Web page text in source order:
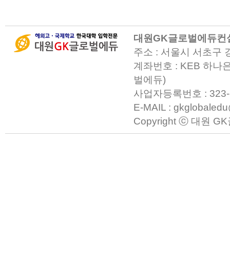
대원GK글로벌에듀
주소 : 서울시 서초구
계좌번호 : KEB 하나
벌에듀)
사업자등록번호 :
E-MAIL :
Copyright ⓒ 대원 GK